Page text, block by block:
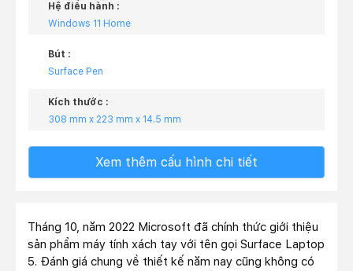
Hệ điều hành :
Windows 11 Home
Bút :
Surface Pen
Kích thước :
308 mm x 223 mm x 14.5 mm
Xem thêm cấu hình chi tiết
Tháng 10, năm 2022 Microsoft đã chính thức giới thiệu
sản phẩm máy tính xách tay với tên gọi Surface Laptop
5. Đánh giá chung về thiết kế năm nay cũng không có